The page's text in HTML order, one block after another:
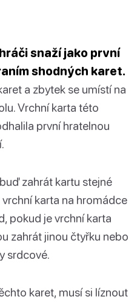
snaží jako první
shodných karet.
a zbytek se umístí na
Vrchní karta této
první hratelnou
zahrát kartu stejné
karta na hromádce
pokud je vrchní karta
zahrát jinou čtyřku nebo
srdcové.
karet, musí si líznout